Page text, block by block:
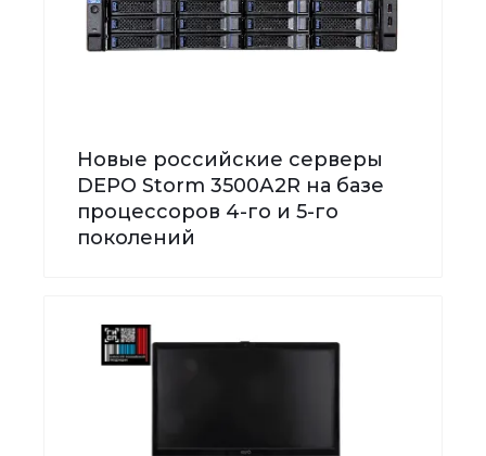
Новые российские серверы
DEPO Storm 3500А2R на базе
процессоров 4-го и 5-го
поколений